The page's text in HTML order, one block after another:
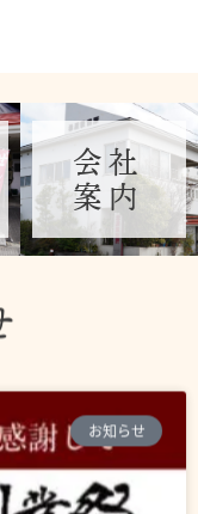
会社
案内
お知らせ